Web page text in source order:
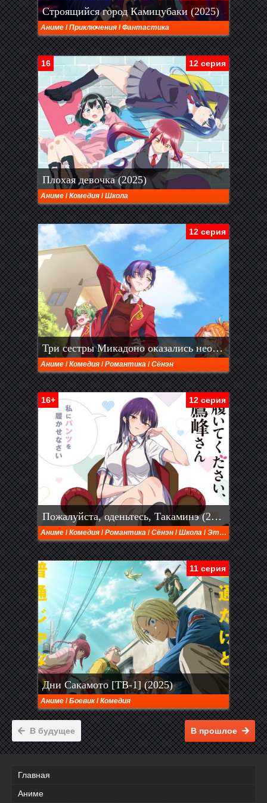
Строящийся город Камицубаки (2025)
Аниме /Приключения /Фантастика
12 серия
16
Плохая девочка (2025)
Аниме /Комедия /Школа
12 серия
Три сестры Микадоно оказались неожиданно простыми (2025)
Аниме /Комедия /Романтика /Сёнэн
12 серия
16+
Пожалуйста, оденьтесь, Такаминэ (2025)
Аниме /Комедия /Романтика /Сёнэн /Школа /Этти
11 серия
Дни Сакамото [ТВ-1] (2025)
Аниме /Боевик/Комедия
В будущее В прошлое
Главная
Аниме